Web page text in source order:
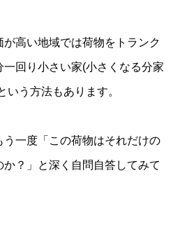
高い地域では荷物をトランク
回り小さい家(小さくなる分家
いう方法もあります。
一度「この荷物はそれだけの
？」と深く自問自答してみて